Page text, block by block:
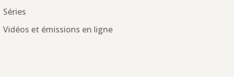
Séries
Vidéos et émissions en ligne